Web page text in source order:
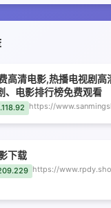
高清电影,热播电视剧高
、电影排行榜免费观看
下载
https://